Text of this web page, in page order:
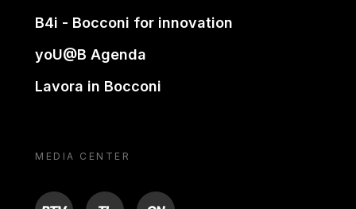
B4i - Bocconi for innovation
yoU@B Agenda
Lavora in Bocconi
MEDIA CENTER
BTV TL ON